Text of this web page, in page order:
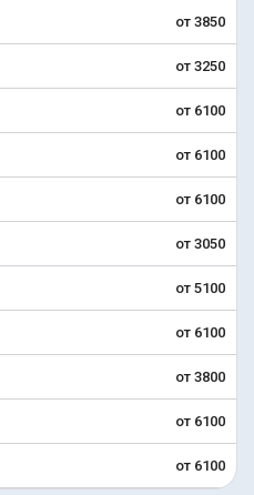
от 3850
от 3250
от 6100
от 6100
от 6100
от 3050
от 5100
от 6100
от 3800
от 6100
от 6100